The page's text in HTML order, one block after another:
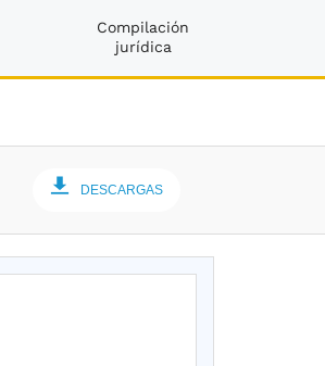
Compilación
jurídica
DESCARGAS